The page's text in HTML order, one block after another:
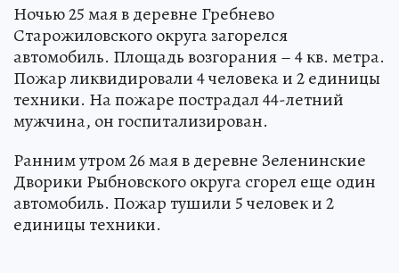
Ночью 25 мая в деревне Гребнево
Старожиловского округа загорелся
автомобиль. Площадь возгорания – 4 кв. метра.
Пожар ликвидировали 4 человека и 2 единицы
техники. На пожаре пострадал 44-летний
мужчина, он госпитализирован.
Ранним утром 26 мая в деревне Зеленинские
Дворики Рыбновского округа сгорел еще один
автомобиль. Пожар тушили 5 человек и 2
единицы техники.